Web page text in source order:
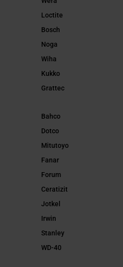
Loctite
Bosch
Noga
Wiha
Kukko
Grattec
Bahco
Dotco
Mitutoyo
Fanar
Forum
Ceratizit
Jotkel
Irwin
Stanley
WD-40